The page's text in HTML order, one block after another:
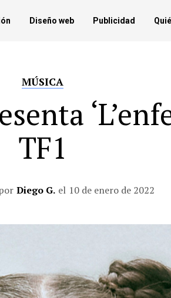
Diseño web Publicidad
MÚSICA
TF1
Diego G. el 10 de enero de 2022